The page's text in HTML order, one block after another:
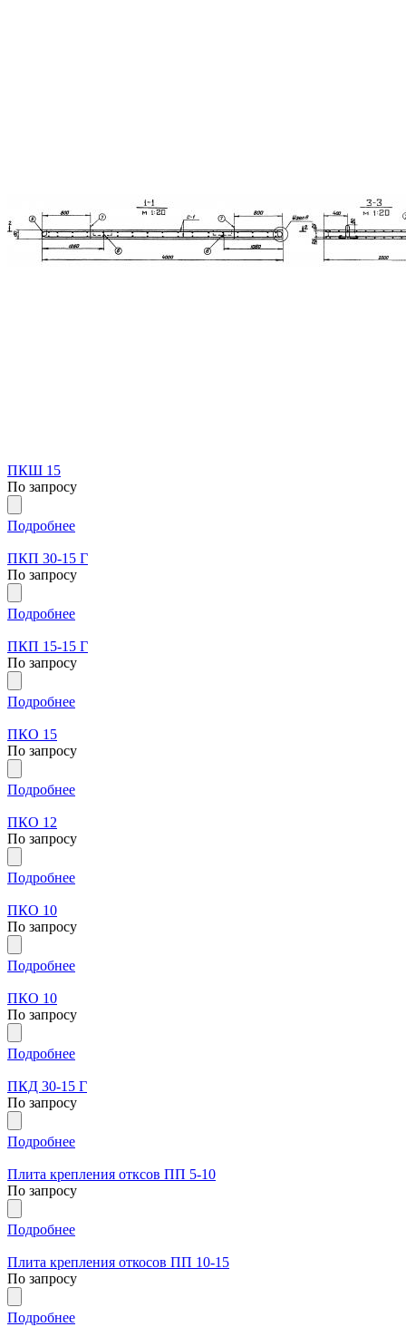
ПКШ 15
По запросу
Подробнее
ПКП 30-15 Г
По запросу
Подробнее
ПКП 15-15 Г
По запросу
Подробнее
ПКО 15
По запросу
Подробнее
ПКО 12
По запросу
Подробнее
ПКО 10
По запросу
Подробнее
ПКО 10
По запросу
Подробнее
ПКД 30-15 Г
По запросу
Подробнее
Плита крепления отксов ПП 5-10
По запросу
Подробнее
Плита крепления откосов ПП 10-15
По запросу
Подробнее